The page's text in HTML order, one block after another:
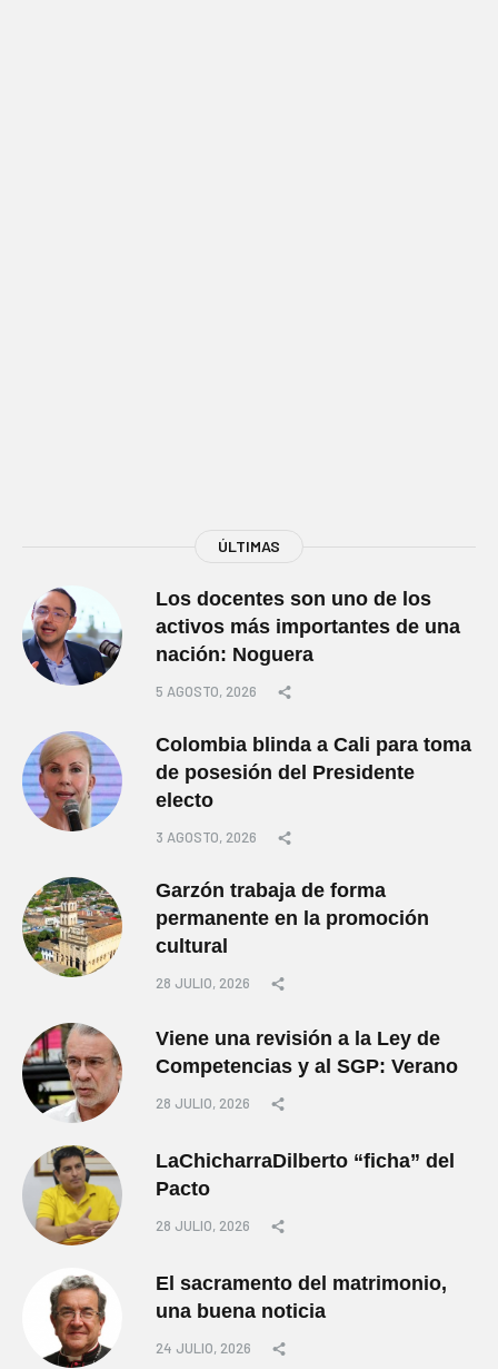
ÚLTIMAS
Los docentes son uno de los
activos más importantes de una
nación: Noguera
5 AGOSTO, 2026
Colombia blinda a Cali para toma
de posesión del Presidente
electo
3 AGOSTO, 2026
Garzón trabaja de forma
permanente en la promoción
cultural
28 JULIO, 2026
Viene una revisión a la Ley de
Competencias y al SGP: Verano
28 JULIO, 2026
LaChicharraDilberto “ficha” del
Pacto
28 JULIO, 2026
El sacramento del matrimonio,
una buena noticia
24 JULIO, 2026